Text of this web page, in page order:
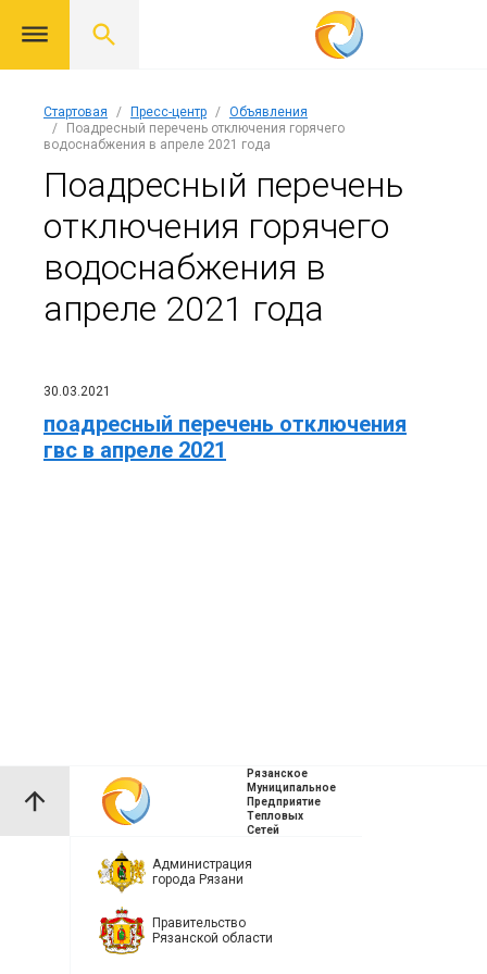
Стартовая Пресс-центр
Объявления
Поадресный перечень отключения горячего
водоснабжения в апреле 2021 года
Поадресный перечень
отключения горячего
водоснабжения в
апреле 2021 года
30.03.2021
поадресный перечень отключения
гвс в апреле 2021
Рязанское
Муниципальное
Предприятие
Тепловых
Сетей
Администрация
города Рязани
Правительство
Рязанской области